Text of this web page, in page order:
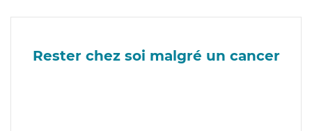
Rester chez soi malgré un cancer